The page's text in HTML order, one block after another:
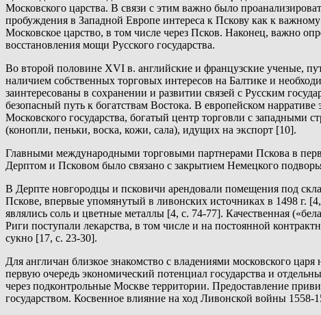
Московского царства. В связи с этим важно было
пробуждения в Западной Европе интереса к Пскову как к
Московское царство, в том числе через Псков. Наконец, важно
восстановления мощи Русского государства.
Во второй половине XVI в. английские и французские ученые,
наличием собственных торговых интересов на Балтике и
заинтересованы в сохранении и развитии связей с Русским
безопасный путь к богатствам Востока. В европейском
Московского государства, богатый центр торговли с западными
(конопли, пеньки, воска, кожи, сала), идущих на экспорт [10].
Главными международными торговыми партнерами Пскова в
Дерптом и Псковом было связано с закрытием Немецкого
В Дерпте новгородцы и псковичи арендовали помещения под
Пскове, впервые упомянутый в ливонских источниках в 1498 г.
являлись соль и цветные металлы [4, с. 74-77]. Качественная
Риги поступали лекарства, в том числе и на постоянной
сукно [17, с. 23-30].
Для англичан близкое знакомство с владениями московского
первую очередь экономический потенциал государства и
через подконтрольные Москве территории. Предоставление
государством. Косвенное влияние на ход Ливонской войны 1558-